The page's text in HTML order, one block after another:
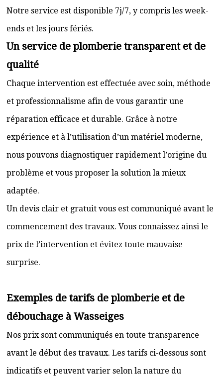
Notre service est disponible 7j/7, y compris les week-
ends et les jours fériés.
Un service de plomberie transparent et de
qualité
Chaque intervention est effectuée avec soin, méthode
et professionnalisme afin de vous garantir une
réparation efficace et durable. Grâce à notre
expérience et à l’utilisation d’un matériel moderne,
nous pouvons diagnostiquer rapidement l’origine du
problème et vous proposer la solution la mieux
adaptée.
Un devis clair et gratuit vous est communiqué avant le
commencement des travaux. Vous connaissez ainsi le
prix de l’intervention et évitez toute mauvaise
surprise.
Exemples de tarifs de plomberie et de
débouchage à Wasseiges
Nos prix sont communiqués en toute transparence
avant le début des travaux. Les tarifs ci-dessous sont
indicatifs et peuvent varier selon la nature du